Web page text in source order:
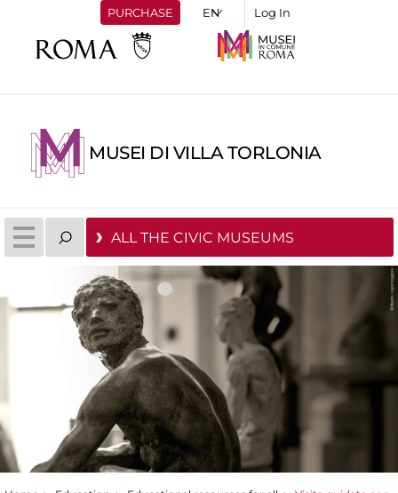
PURCHASE Log In
MUSEI DI VILLA TORLONIA
ALL THE CIVIC MUSEUMS